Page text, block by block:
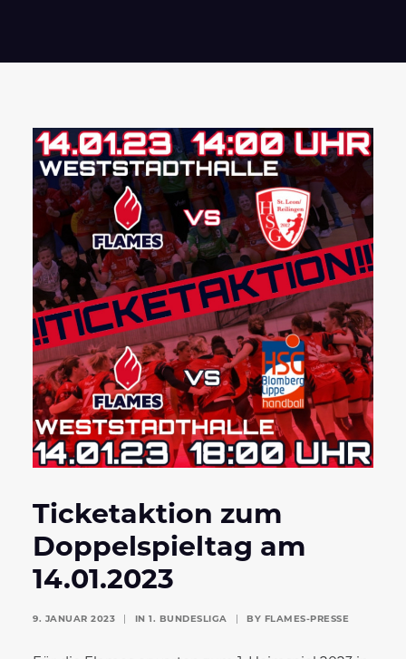
Ticketaktion zum
Doppelspieltag am
14.01.2023
9. JANUAR 2023 IN 1. BUNDESLIGA BY FLAMES-PRESSE